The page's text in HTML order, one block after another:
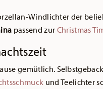
Windlichter der
passend zur Christmas
gemütlich.
und Teelichter